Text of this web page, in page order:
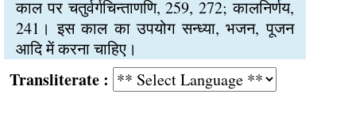
काल पर चतुर्वर्गचिन्ताणणि, 259, 272; कालनिर्णय,
241। इस काल का उपयोग सन्ध्या, भजन, पूजन
आदि में करना चाहिए।
: